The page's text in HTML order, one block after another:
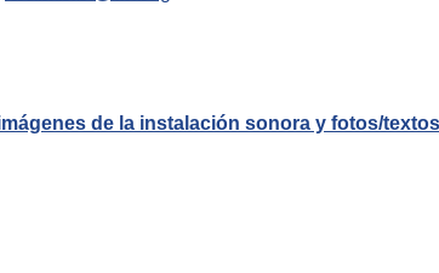
de la instalación sonora y fotos/